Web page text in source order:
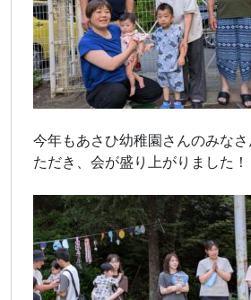
今年もあさひ幼稚園さんのみな
ただき、会が盛り上がりました！